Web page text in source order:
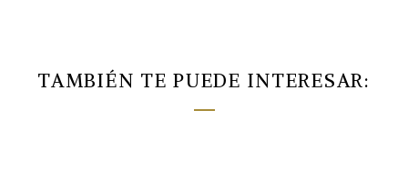
TAMBIÉN TE PUEDE INTERESAR: